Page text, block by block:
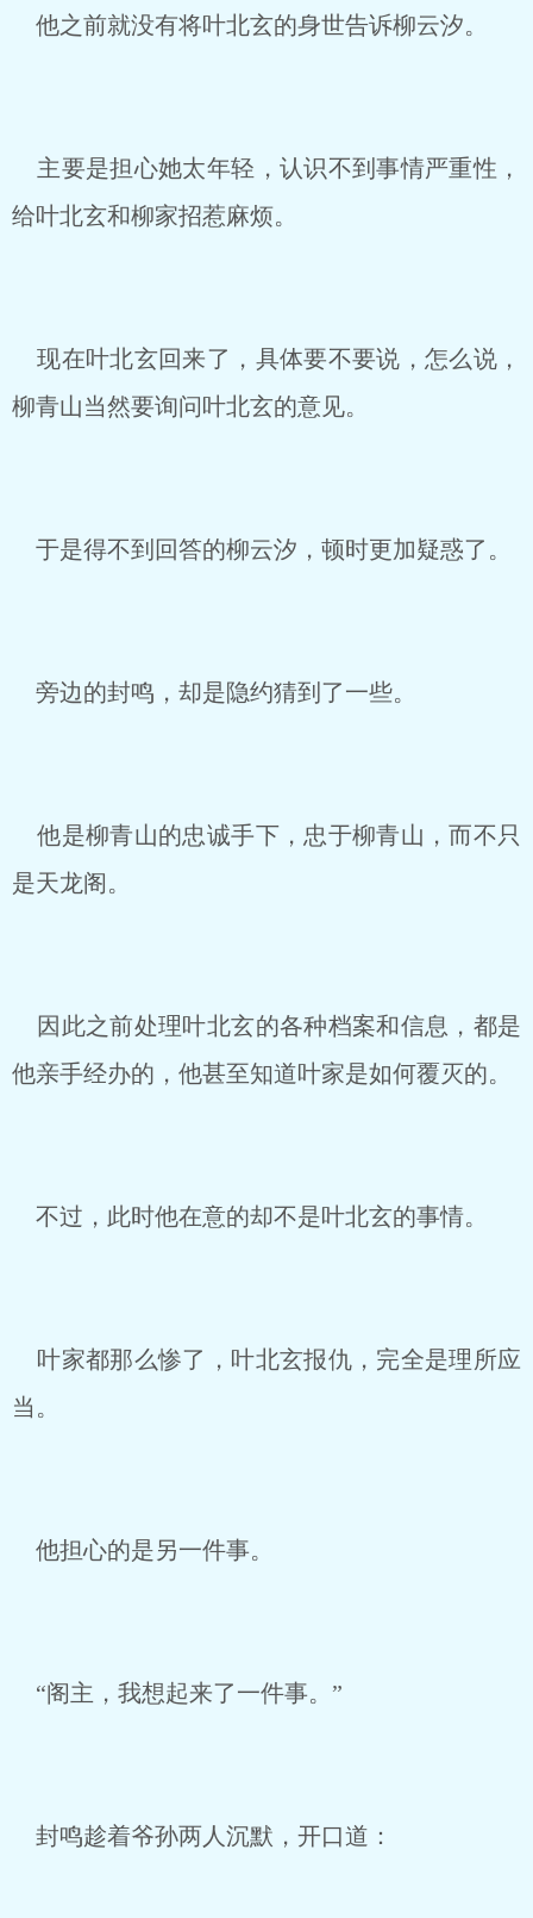
他之前就没有将叶北玄的身世告诉柳云汐。
主要是担心她太年轻，认识不到事情严重性，
给叶北玄和柳家招惹麻烦。
现在叶北玄回来了，具体要不要说，怎么说，
柳青山当然要询问叶北玄的意见。
于是得不到回答的柳云汐，顿时更加疑惑了。
旁边的封鸣，却是隐约猜到了一些。
他是柳青山的忠诚手下，忠于柳青山，而不只
是天龙阁。
因此之前处理叶北玄的各种档案和信息，都是
他亲手经办的，他甚至知道叶家是如何覆灭的。
不过，此时他在意的却不是叶北玄的事情。
叶家都那么惨了，叶北玄报仇，完全是理所应
当。
他担心的是另一件事。
“阁主，我想起来了一件事。”
封鸣趁着爷孙两人沉默，开口道：